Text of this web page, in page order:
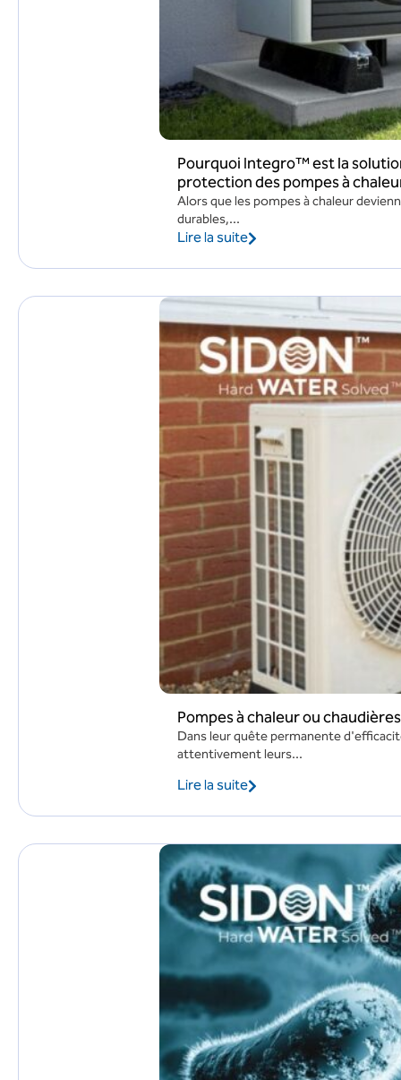
Pourquoi Integro™ est la
protection des pompes à
Alors que les pompes à chaleur
durables,...
Lire la suite
Pompes à chaleur ou
Dans leur quête permanente
attentivement leurs...
Lire la suite